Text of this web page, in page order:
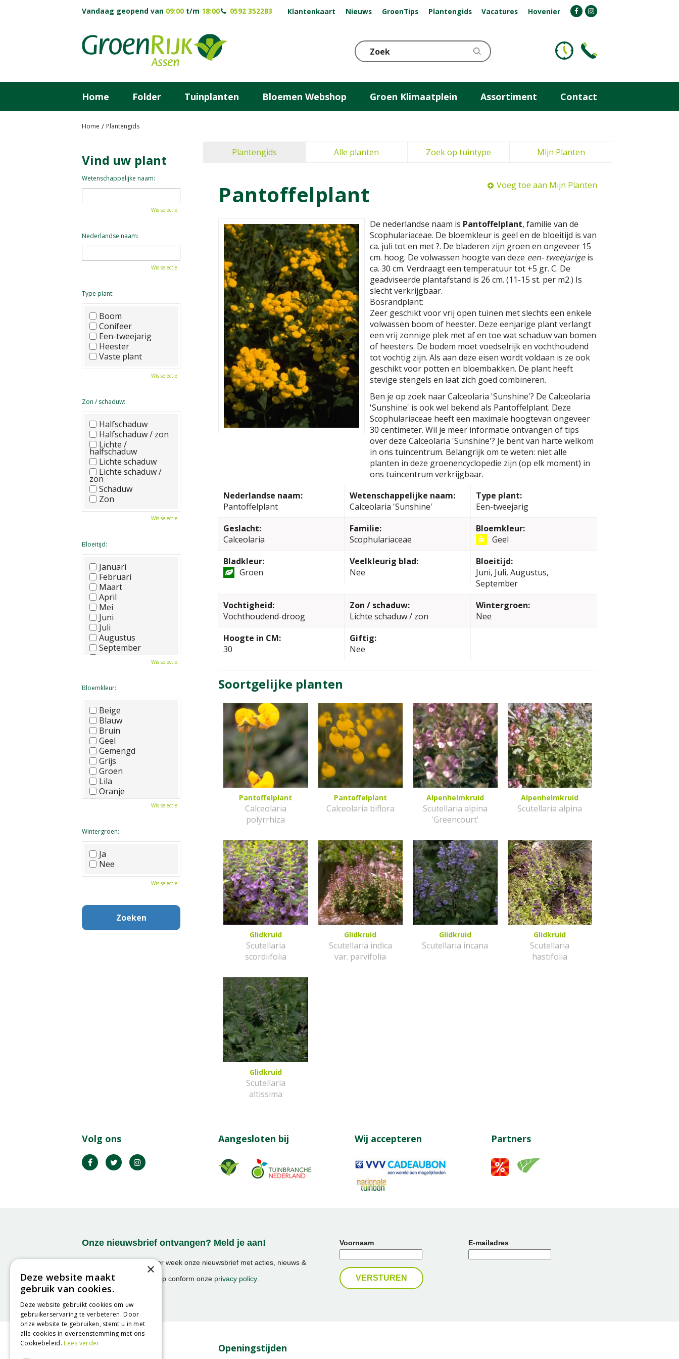
Home Plantengids
Vandaag geopend van 09:00 t/m 18:00 0592 352283 Klantenkaart Nieuws GroenTips Plantengids Vacatures Hovenier
Home Folder Tuinplanten Bloemen Webshop Groen Klimaatplein Assortiment Contact
Plantengids Alle planten Zoek op tuintype Mijn Planten
Pantoffelplant Voeg toe aan Mijn Planten
De nederlandse naam is Pantoffelplant, familie van de
Scophulariaceae. De bloemkleur is geel en de bloeitijd is van
ca. juli tot en met ?. De bladeren zijn groen en ongeveer 15
cm. hoog. De volwassen hoogte van deze een- tweejarigeis
ca. 30 cm. Verdraagt een temperatuur tot +5 gr. C. De
geadviseerde plantafstand is 26 cm. (11-15 st. per m2.) Is
slecht verkrijgbaar.
Bosrandplant:
Zeer geschikt voor vrij open tuinen met slechts een enkele
volwassen boom of heester. Deze eenjarige plant verlangt
een vrij zonnige plek met af en toe wat schaduw van bomen
of heesters. De bodem moet voedselrijk en vochthoudend
tot vochtig zijn. Als aan deze eisen wordt voldaan is ze ook
geschikt voor potten en bloembakken. De plant heeft
stevige stengels en laat zich goed combineren.
Ben je op zoek naar Calceolaria 'Sunshine'? De Calceolaria
'Sunshine' is ook wel bekend als Pantoffelplant. Deze
Scophulariaceae heeft een maximale hoogtevan ongeveer
30 centimeter. Wil je meer informatie ontvangen of tips
over deze Calceolaria 'Sunshine'? Je bent van harte welkom
in ons tuincentrum. Belangrijk om te weten: niet alle
planten in deze groenencyclopedie zijn (op elk moment) in
ons tuincentrum verkrijgbaar.
Nederlandse naam:
Pantoffelplant
Wetenschappelijke naam:
Calceolaria 'Sunshine'
Type plant:
Een-tweejarig
Geslacht:
Calceolaria
Familie:
Scophulariaceae
Bloemkleur:
Geel
Bladkleur:
Groen
Veelkleurig blad:
Nee
Bloeitijd:
Juni, Juli, Augustus,
September
Vochtigheid:
Vochthoudend-droog
Zon / schaduw:
Lichte schaduw / zon
Wintergroen:
Nee
Hoogte in CM:
30
Giftig:
Nee
Soortgelijke planten
Pantoffelplant
Calceolaria
polyrrhiza
Pantoffelplant
Calceolaria biflora
Alpenhelmkruid
Scutellaria alpina
'Greencourt'
Alpenhelmkruid
Scutellaria alpina
Glidkruid
Scutellaria
scordiifolia
Glidkruid
Scutellaria indica
var. parvifolia
Glidkruid
Scutellaria incana
Glidkruid
Scutellaria
hastifolia
Glidkruid
Scutellaria
altissima
Vind uw plant
Wetenschappelijke naam:
Wis selectie
Nederlandse naam:
Wis selectie
Type plant:
Boom
Conifeer
Een-tweejarig
Heester
Vaste plant
Wis selectie
Zon / schaduw:
Halfschaduw
Halfschaduw / zon
Lichte /
halfschaduw
Lichte schaduw
Lichte schaduw /
zon
Schaduw
Zon
Wis selectie
Bloeitijd:
Januari
Februari
Maart
April
Mei
Juni
Juli
Augustus
September
Oktober
Wis selectie
Bloemkleur:
Beige
Blauw
Bruin
Geel
Gemengd
Grijs
Groen
Lila
Oranje
Paars
Wit
Zwart
Wis selectie
Wintergroen:
Ja
Nee
Wis selectie
Volg ons Aangesloten bij Wij accepteren Partners
Onze nieuwsbrief ontvangen? Meld je aan!
Ontvang ongeveer 1x per week onze nieuwsbrief met acties, nieuws &
We slaan uw gegevens op conform onze privacy policy.
Voornaam E-mailadres
Contact Openingstijden
×
Deze website maakt
gebruik van cookies.
Deze website gebruikt cookies om uw
gebruikerservaring te verbeteren. Door
onze website te gebruiken, stemt u in met
alle cookies in overeenstemming met ons
Cookiebeleid.Lees verder